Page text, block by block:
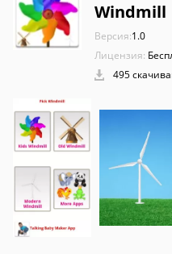
Windmill
Версия:1.0
Лицензия:
495